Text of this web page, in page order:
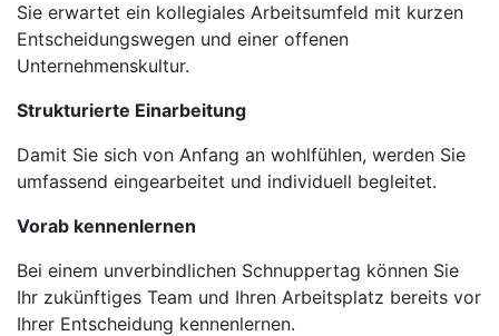
Sie erwartet ein kollegiales Arbeitsumfeld mit kurzen
Entscheidungswegen und einer offenen
Unternehmenskultur.
Strukturierte Einarbeitung
Damit Sie sich von Anfang an wohlfühlen, werden Sie
umfassend eingearbeitet und individuell begleitet.
Vorab kennenlernen
Bei einem unverbindlichen Schnuppertag können Sie
Ihr zukünftiges Team und Ihren Arbeitsplatz bereits vor
Ihrer Entscheidung kennenlernen.